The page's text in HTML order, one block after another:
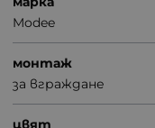
Modee
монтаж
за вграждане